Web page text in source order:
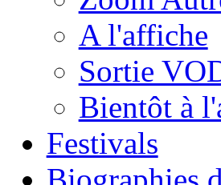
A l'affiche
Sortie
Bientôt à
Festivals